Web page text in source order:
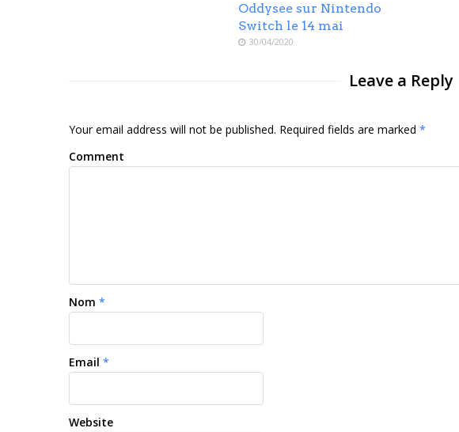
Oddysee sur Nintendo
Switch le 14 mai
30/04/2020
Leave a Reply
Your email address will not be published. Required fields are marked *
Comment
Nom *
Email *
Website